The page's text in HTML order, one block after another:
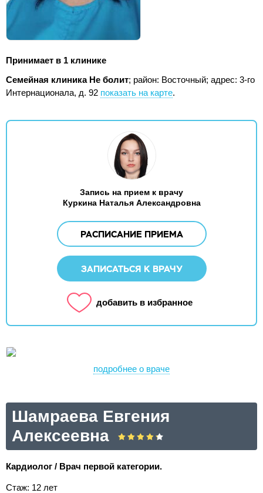
Принимает в 1 клинике
Семейная клиника Не болит; район: Восточный; адрес: 3-го
Интернационала, д. 92 показать на карте.
Запись на прием к врачу
Куркина Наталья Александровна
РАСПИСАНИЕ ПРИЕМА
ЗАПИСАТЬСЯ К ВРАЧУ
добавить в избранное
подробнее о враче
Шамраева Евгения
Алексеевна
Кардиолог / Врач первой категории.
Стаж: 12 лет